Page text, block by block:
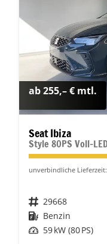
ab 255,– € mtl.
Seat Ibiza
unverbindliche Lieferzeit:
Fahrzeugnr. 29668
Kraftstoff Benzin
Leistung 59 kW (80 PS)